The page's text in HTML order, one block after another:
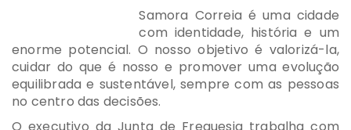
Samora Correia é uma cidade
com identidade, história e um
enorme potencial. O nosso objetivo é valorizá-la,
cuidar do que é nosso e promover uma evolução
equilibrada e sustentável, sempre com as pessoas
no centro das decisões.